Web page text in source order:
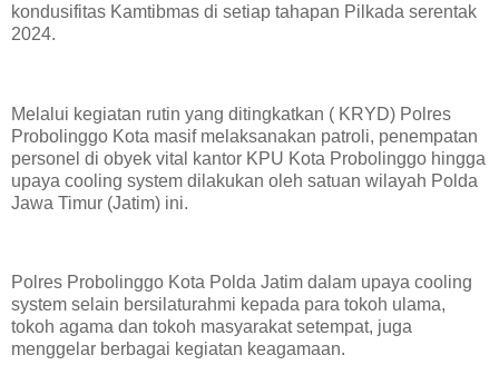
kondusifitas Kamtibmas di setiap tahapan Pilkada serentak
2024.
Melalui kegiatan rutin yang ditingkatkan ( KRYD) Polres
Probolinggo Kota masif melaksanakan patroli, penempatan
personel di obyek vital kantor KPU Kota Probolinggo hingga
upaya cooling system dilakukan oleh satuan wilayah Polda
Jawa Timur (Jatim) ini.
Polres Probolinggo Kota Polda Jatim dalam upaya cooling
system selain bersilaturahmi kepada para tokoh ulama,
tokoh agama dan tokoh masyarakat setempat, juga
menggelar berbagai kegiatan keagamaan.